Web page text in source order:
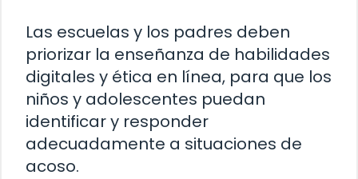
Las escuelas y los padres deben
priorizar la enseñanza de habilidades
digitales y ética en línea, para que los
niños y adolescentes puedan
identificar y responder
adecuadamente a situaciones de
acoso.